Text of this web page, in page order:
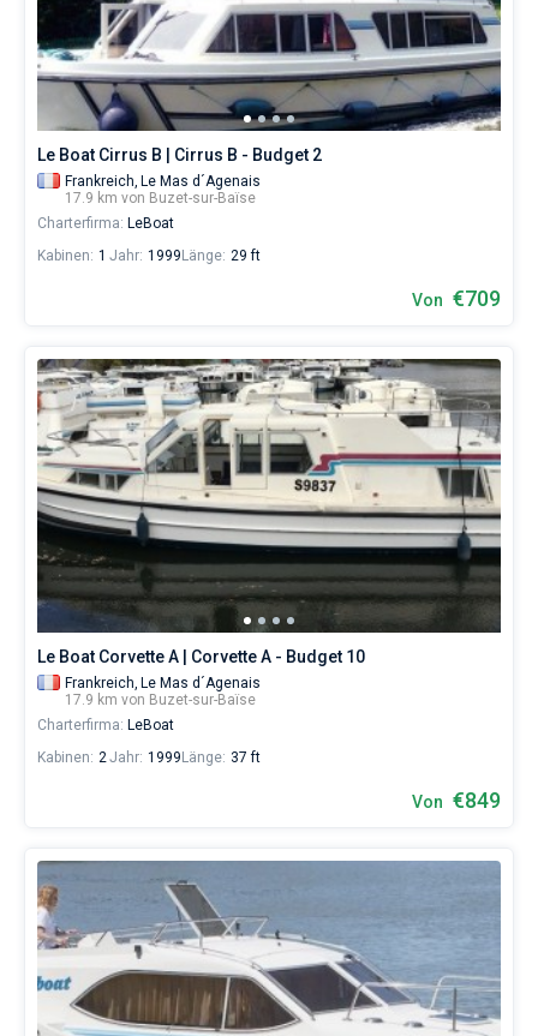
Buzet-
Baïse
ohne
Boot
chartern
selbst
verwalten.
Charter-
Yachten
finden
Sie
Angebote
Buzet-
Baïse
von
Liebhaber
eines
erholsamen
Urlaubs
als
Leben
ohne
Segel
vorstellen.
Nahe
Le Boat Cirrus B | Cirrus B - Budget 2
Frankreich, Le Mas d´Agenais
17.9 km von Buzet-sur-Baïse
Charterfirma: LeBoat
Kabinen: 1 Jahr: 1999 Länge: 29 ft
Von €709
Le Boat Corvette A | Corvette A - Budget 10
Frankreich, Le Mas d´Agenais
17.9 km von Buzet-sur-Baïse
Charterfirma: LeBoat
Kabinen: 2Jahr: 1999 Länge: 37 ft
Von €849
Bareboat
Kapitan
Zeige Ergebnisse(0)